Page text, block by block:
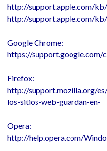
http://support.apple.com/kb/
http://support.apple.com/
Google Chrome:
https://support.google.com/
Firefox:
http://support.mozilla.org/
los-sitios-web-guardan-en-
Opera:
http://help.opera.com/